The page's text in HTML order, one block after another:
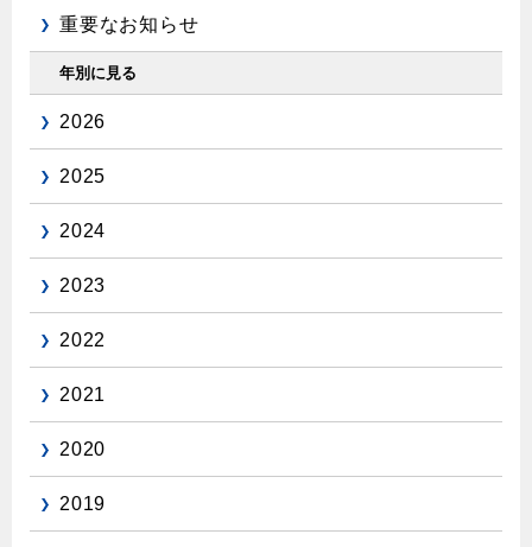
正しい接続で安全に
長期使用製品安全点検制度について
換気と給排気設備の注意点
冬季の注意
保安体制
保安体制について
各種手続き
ガス使用開始のご案内
ガス使用停止のご案内
重要なお知らせ
年別に見る
2026
2025
2024
2023
2022
2021
2020
2019